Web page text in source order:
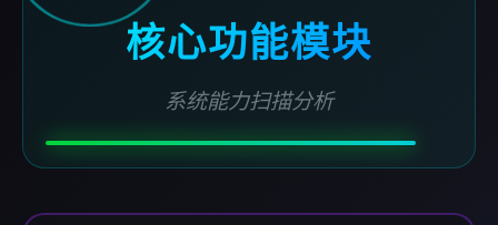
核心功能模块
系统能力扫描分析